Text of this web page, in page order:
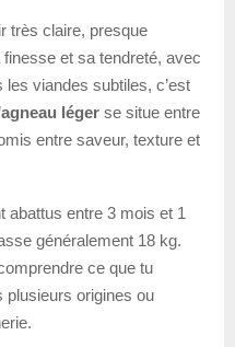
très claire, presque
et sa tendreté, avec
viandes subtiles, c’est
agneau léger se situe entre
entre saveur, texture et
abattus entre 3 mois et 1
généralement 18 kg.
ce que tu
plusieurs origines ou